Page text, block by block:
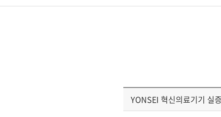
YONSEI 혁신의료기기 실